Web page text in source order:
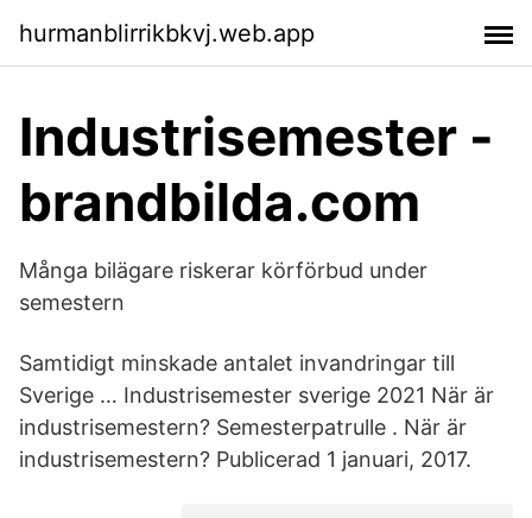
hurmanblirrikbkvj.web.app
Industrisemester -
brandbilda.com
Många bilägare riskerar körförbud under
semestern
Samtidigt minskade antalet invandringar till
Sverige … Industrisemester sverige 2021 När är
industrisemestern? Semesterpatrulle . När är
industrisemestern? Publicerad 1 januari, 2017.